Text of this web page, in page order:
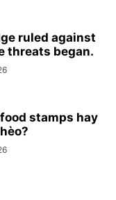
ruled against
threats began.
stamps hay